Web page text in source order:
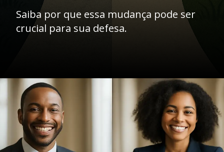
Saiba por que essa mudança pode ser
crucial para sua defesa.
Openinghttps://ademilsoncs.adv.br/